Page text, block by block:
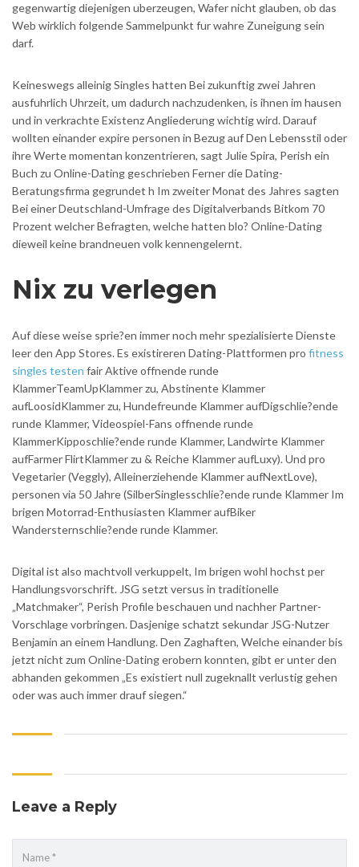
gegenwartig diejenigen uberzeugen, Wafer nicht glauben, ob das
Web wirklich folgende Sammelpunkt fur wahre Zuneigung sein
darf.
Keineswegs alleinig Singles hatten Bei zukunftig zwei Jahren
ausfuhrlich Uhrzeit, um dadurch nachzudenken, is ihnen im hausen
und in verkrachte Existenz Angliederung wichtig wird. Darauf
wollten einander expire personen in Bezug auf Den Lebensstil oder
ihre Werte momentan konzentrieren, sagt Julie Spira, Perish ein
Buch zu Online-Dating geschrieben Ferner die Dating-
Beratungsfirma gegrundet h Im zweiter Monat des Jahres sagten
Bei einer Deutschland-Umfrage des Digitalverbands Bitkom 70
Prozent welcher Befragten, welche hatten blo? Online-Dating
dieweil keine brandneuen volk kennengelernt.
Nix zu verlegen
Auf diese weise sprie?en immer noch mehr spezialisierte Dienste
leer den App Stores. Es existireren Dating-Plattformen pro fitness
singles testen fair Aktive offnende runde
KlammerTeamUpKlammer zu, Abstinente Klammer
aufLoosidKlammer zu, Hundefreunde Klammer aufDigschlie?ende
runde Klammer, Videospiel-Fans offnende runde
KlammerKipposchlie?ende runde Klammer, Landwirte Klammer
aufFarmer FlirtKlammer zu & Reiche Klammer aufLuxy). Und pro
Vegetarier (Veggly), Alleinerziehende Klammer aufNextLove),
personen via 50 Jahre (SilberSinglesschlie?ende runde Klammer Im
brigen Motorrad-Enthusiasten Klammer aufBiker
Wandersternschlie?ende runde Klammer.
Digital ist also machtvoll verkuppelt, Im brigen wohl hochst per
Handlungsvorschrift. JSG setzt versus in traditionelle
„Matchmaker“, Perish Profile beschauen und nachher Partner-
Vorschlage vorbringen. Dasjenige schatzt sekundar JSG-Nutzer
Benjamin an einem Handlung. Den Zaghaften, Welche einander bis
jetzt nicht zum Online-Dating erobern konnten, gibt er unter den
abhanden gekommen „Es existiert null zugeknallt verlustig gehen
oder was auch immer drauf siegen.“
Leave a Reply